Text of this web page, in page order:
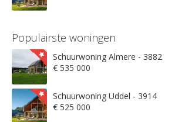
Populairste woningen
Schuurwoning Almere - 3882
€ 535 000
Schuurwoning Uddel - 3914
€ 525 000